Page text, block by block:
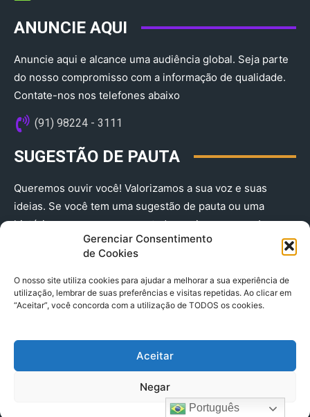
Gerenciar Consentimento
de Cookies
O nosso site utiliza cookies para ajudar a melhorar a sua experiência de
utilização, lembrar de suas preferências e visitas repetidas. Ao clicar em
“Aceitar”, você concorda com a utilização de TODOS os cookies.
Aceitar
Negar
ANUNCIE AQUI
Anuncie aqui e alcance uma audiência global. Seja parte
do nosso compromisso com a informação de qualidade.
Contate-nos nos telefones abaixo
(91) 98224 - 3111
SUGESTÃO DE PAUTA
Queremos ouvir você! Valorizamos a sua voz e suas
ideias. Se você tem uma sugestão de pauta ou uma
história que merece ser contada, envie-nos agora!
(91) 98224 - 3111
© 2025 A Província do Pará CNPJ: 04.901.141/0001-36 End .
Trav. Quintino Bocaiuva 2301, Ed. Rogério Fernandez – Sala
2701- Cremação – CEP 66045.315
Português